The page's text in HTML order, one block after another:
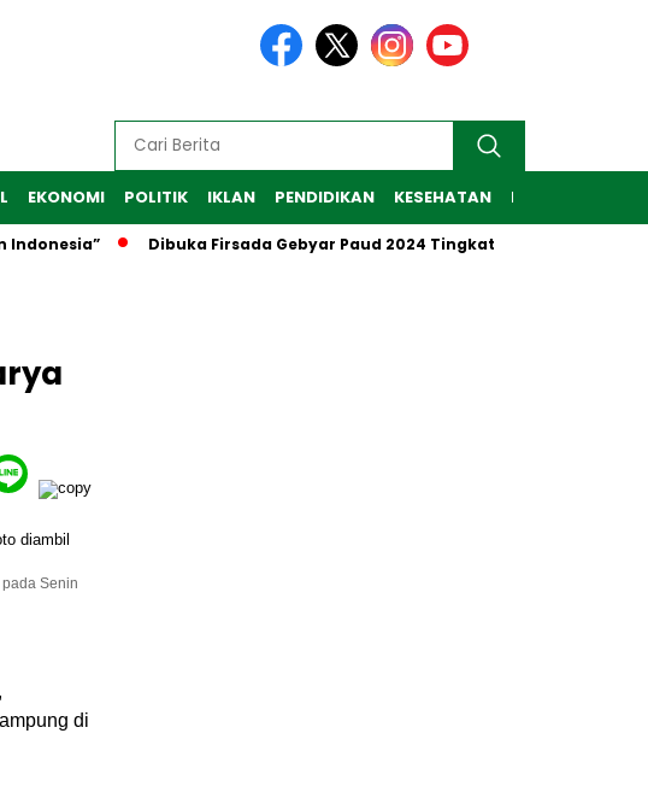
EKONOMI POLITIK IKLAN PENDIDIKAN KESEHATAN RAGAM
Dibuka Firsada Gebyar Paud 2024 Tingkat Kabupaten Tubaba
Senin
di